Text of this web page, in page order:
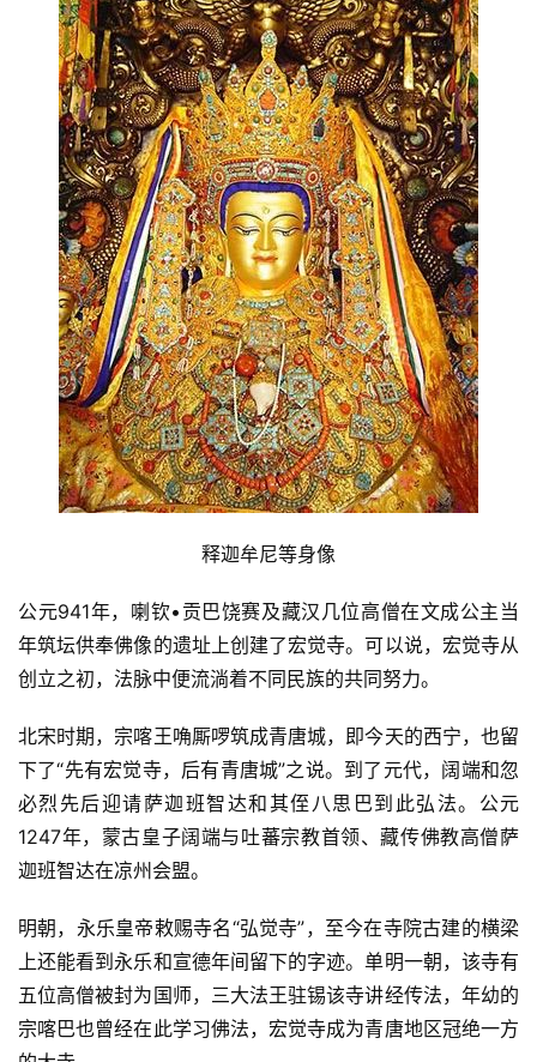
释迦牟尼等身像
公元941年，喇钦•贡巴饶赛及藏汉几位高僧在文成公主当
年筑坛供奉佛像的遗址上创建了宏觉寺。可以说，宏觉寺从
创立之初，法脉中便流淌着不同民族的共同努力。
北宋时期，宗喀王唃厮啰筑成青唐城，即今天的西宁，也留
下了“先有宏觉寺，后有青唐城”之说。到了元代，阔端和忽
必烈先后迎请萨迦班智达和其侄八思巴到此弘法。公元
1247年，蒙古皇子阔端与吐蕃宗教首领、藏传佛教高僧萨
迦班智达在凉州会盟。
明朝，永乐皇帝敕赐寺名“弘觉寺”，至今在寺院古建的横梁
上还能看到永乐和宣德年间留下的字迹。单明一朝，该寺有
五位高僧被封为国师，三大法王驻锡该寺讲经传法，年幼的
宗喀巴也曾经在此学习佛法，宏觉寺成为青唐地区冠绝一方